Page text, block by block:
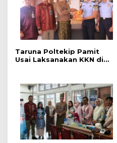
Taruna Poltekip Pamit
Usai Laksanakan KKN di